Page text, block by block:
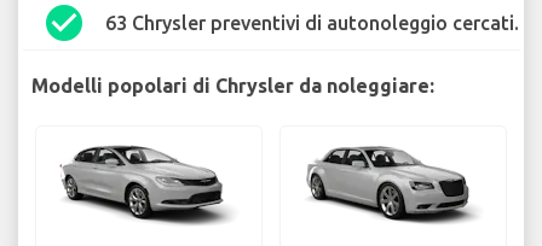
check_circle 63 Chrysler preventivi di autonoleggio cercati.
Modelli popolari di Chrysler da noleggiare: